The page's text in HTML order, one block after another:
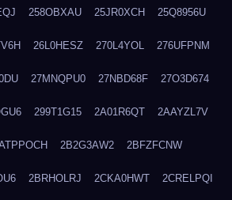
258OBXAU 25JR0XCH 25Q8956U
26L0HESZ 270L4YOL 276UFPNM
27MNQPU0 27NBD68F 27O3D674
299T1G15 2A01R6QT 2AAYZL7V
2B2G3AW2 2BFZFCNW
2BRHOLRJ 2CKA0HWT 2CRELPQI